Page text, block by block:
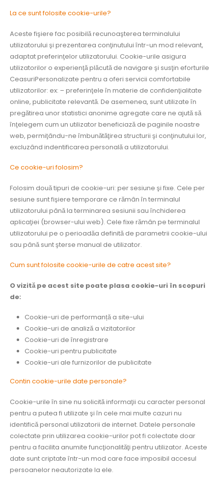
La ce sunt folosite cookie-urile?
Aceste fişiere fac posibilă recunoaşterea terminalului
utilizatorului şi prezentarea conţinutului într-un mod relevant,
adaptat preferinţelor utilizatorului. Cookie-urile asigura
utilizatorilor o experienţă plăcută de navigare şi susţin eforturile
CeasuriPersonalizate pentru a oferi servicii comfortabile
utilizatorilor: ex: – preferinţele în materie de confidenţialitate
online, publicitate relevantă. De asemenea, sunt utilizate în
pregătirea unor statistici anonime agregate care ne ajută să
înţelegem cum un utilizator beneficiază de paginile noastre
web, permiţându-ne îmbunătăţirea structurii şi conţinutului lor,
excluzând indentificarea personală a utilizatorului.
Ce cookie-uri folosim?
Folosim două tipuri de cookie-uri: per sesiune şi fixe. Cele per
sesiune sunt fişiere temporare ce rămân în terminalul
utilizatorului până la terminarea sesiunii sau închiderea
aplicaţiei (browser-ului web). Cele fixe rămân pe terminalul
utilizatorului pe o perioadăa definită de parametrii cookie-ului
sau până sunt şterse manual de utilizator.
Cum sunt folosite cookie-urile de catre acest site?
O vizită pe acest site poate plasa cookie-uri în scopuri
de:
Cookie-uri de performanță a site-ului
Cookie-uri de analiză a vizitatorilor
Cookie-uri de înregistrare
Cookie-uri pentru publicitate
Cookie-uri ale furnizorilor de publicitate
Contin cookie-urile date personale?
Cookie-urile în sine nu solicită informaţii cu caracter personal
pentru a putea fi utilizate şi în cele mai multe cazuri nu
identifică personal utilizatorii de internet. Datele personale
colectate prin utilizarea cookie-urilor pot fi colectate doar
pentru a facilita anumite funcţionalităţi pentru utilizator. Aceste
date sunt criptate într-un mod care face imposibil accesul
persoanelor neautorizate la ele.